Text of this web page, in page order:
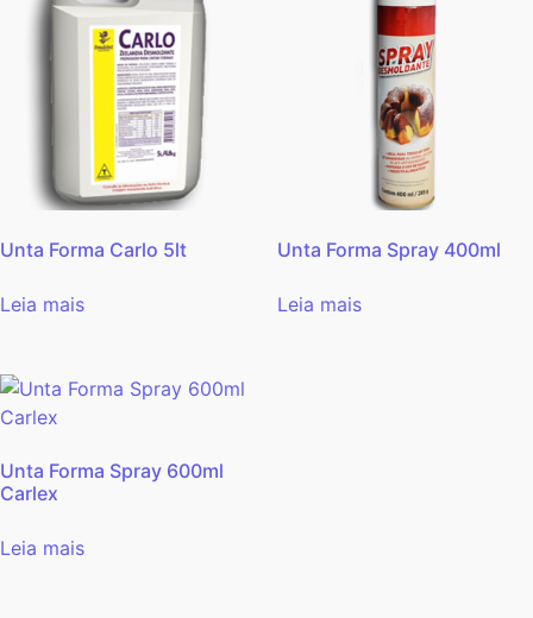
Unta Forma Carlo 5lt
Leia mais
Unta Forma Spray 400ml
Leia mais
Unta Forma Spray 600ml
Carlex
Leia mais